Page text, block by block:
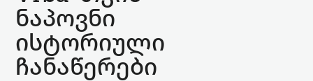
ნაპოვნი
ისტორიული
ჩანაწერები